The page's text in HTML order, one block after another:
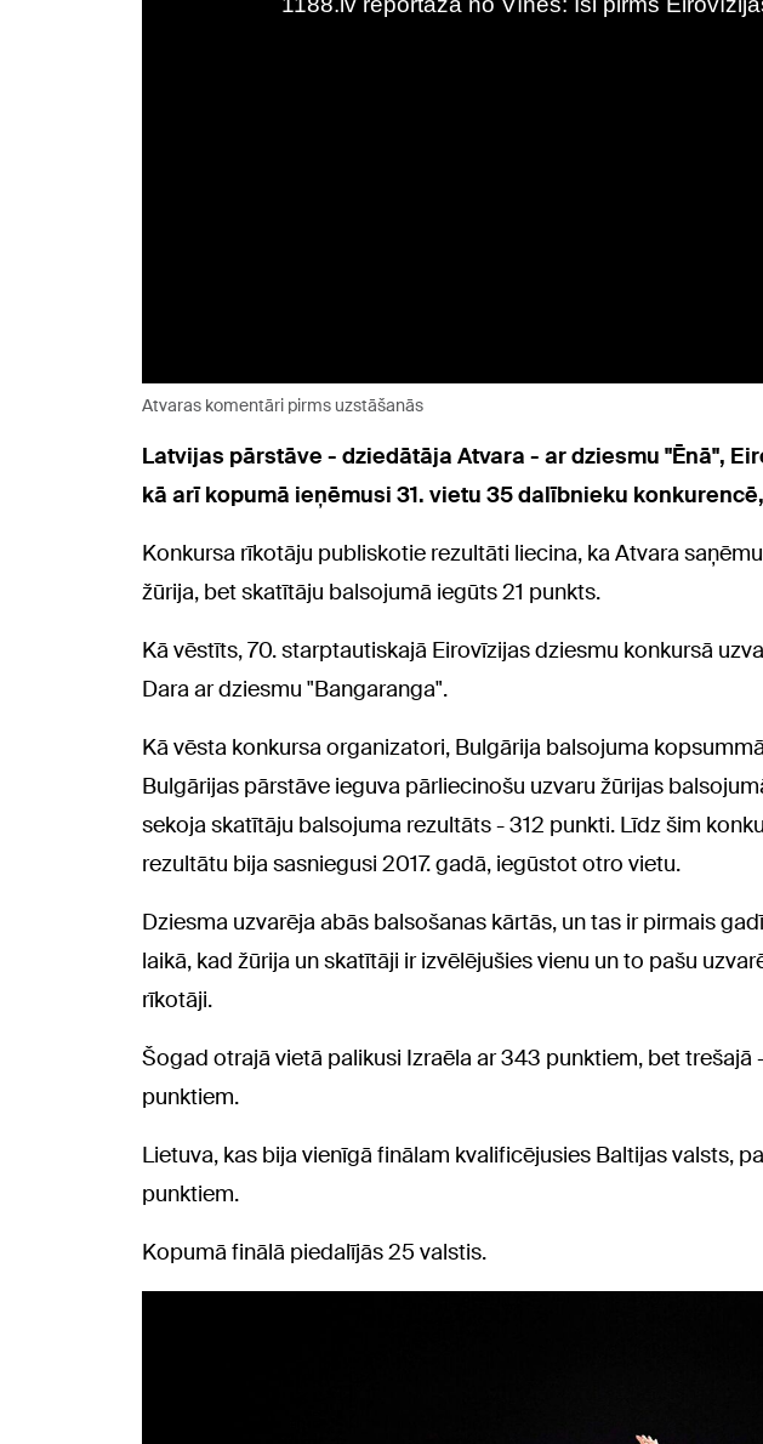
Atvaras komentāri pirms uzstāšanās
Latvijas pārstāve - dziedātāja Atvara - ar dziesmu "Ēnā",
kā arī kopumā ieņēmusi 31. vietu 35 dalībnieku
Konkursa rīkotāju publiskotie rezultāti liecina, ka Atvara
žūrija, bet skatītāju balsojumā iegūts 21 punkts.
Kā vēstīts, 70. starptautiskajā Eirovīzijas dziesmu konkursā
Dara ar dziesmu "Bangaranga".
Kā vēsta konkursa organizatori, Bulgārija balsojuma
Bulgārijas pārstāve ieguva pārliecinošu uzvaru žūrijas
sekoja skatītāju balsojuma rezultāts - 312 punkti. Līdz šim
rezultātu bija sasniegusi 2017. gadā, iegūstot otro vietu.
Dziesma uzvarēja abās balsošanas kārtās, un tas ir pirmais
laikā, kad žūrija un skatītāji ir izvēlējušies vienu un to pašu
rīkotāji.
Šogad otrajā vietā palikusi Izraēla ar 343 punktiem, bet trešajā
punktiem.
Lietuva, kas bija vienīgā finālam kvalificējusies Baltijas valsts,
punktiem.
Kopumā finālā piedalījās 25 valstis.